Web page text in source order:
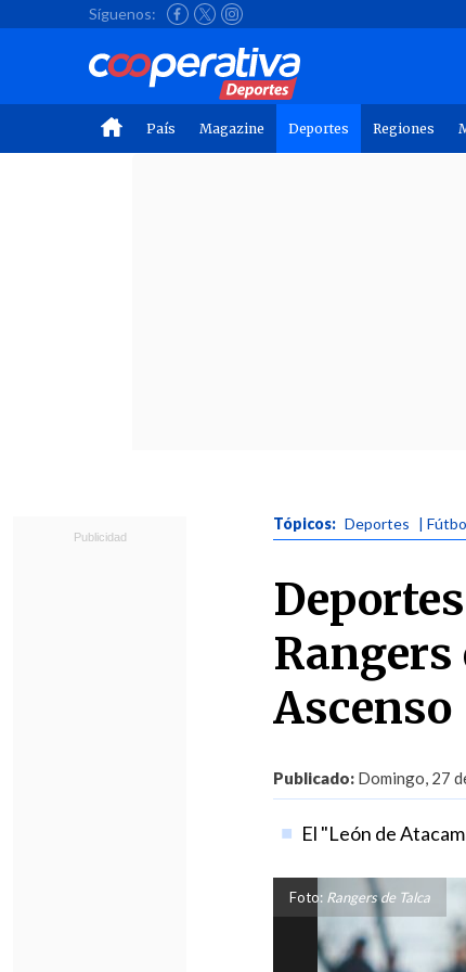
Síguenos:
País Magazine Deportes Regiones
Tópicos: Deportes |
Ascenso
Publicado: Domingo, 27
El "León de
Foto: Rangers de Talca